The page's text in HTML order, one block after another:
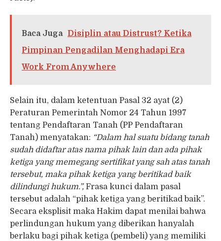
Baca Juga Disiplin atau Distrust? Ketika
Pimpinan Pengadilan Menghadapi Era
Work From Anywhere
Selain itu, dalam ketentuan Pasal 32 ayat (2)
Peraturan Pemerintah Nomor 24 Tahun 1997
tentang Pendaftaran Tanah (PP Pendaftaran
Tanah) menyatakan: “Dalam hal suatu bidang tanah
sudah didaftar atas nama pihak lain dan ada pihak
ketiga yang memegang sertifikat yang sah atas tanah
tersebut, maka pihak ketiga yang beritikad baik
dilindungi hukum.”, Frasa kunci dalam pasal
tersebut adalah “pihak ketiga yang beritikad baik”.
Secara eksplisit maka Hakim dapat menilai bahwa
perlindungan hukum yang diberikan hanyalah
berlaku bagi pihak ketiga (pembeli) yang memiliki